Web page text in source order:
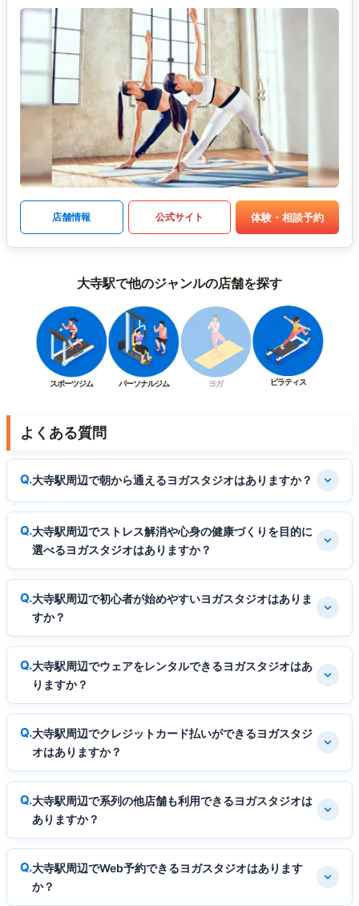
店舗情報 公式サイト 体験・相談予約
大寺駅で他のジャンルの店舗を探す
スポーツジム パーソナルジム ヨガ ピラティス
よくある質問
大寺駅周辺で朝から通えるヨガスタジオはありますか？
大寺駅周辺でストレス解消や心身の健康づくりを目的に
選べるヨガスタジオはありますか？
大寺駅周辺で初心者が始めやすいヨガスタジオはありま
すか？
大寺駅周辺でウェアをレンタルできるヨガスタジオはあ
りますか？
大寺駅周辺でクレジットカード払いができるヨガスタジ
オはありますか？
大寺駅周辺で系列の他店舗も利用できるヨガスタジオは
ありますか？
大寺駅周辺でWeb予約できるヨガスタジオはあります
か？